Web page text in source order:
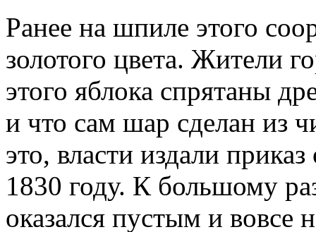
Ранее на шпиле этого
золотого цвета. Жители
этого яблока спрятаны
и что сам шар сделан из
это, власти издали
1830 году. К большому
оказался пустым и вовсе